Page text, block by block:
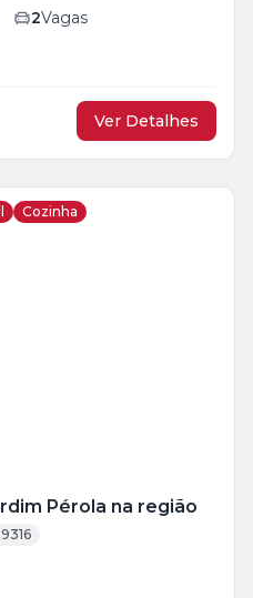
2Vagas
Ver Detalhes
Cozinha
Pérola na região